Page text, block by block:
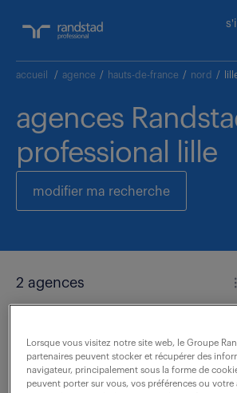
accueil / agence / hauts-de-france / nord /
agences
professional lille
modifier ma recherche
2 agences
Randstad
Lorsque vous visitez notre site web, le Groupe
partenaires peuvent stocker et récupérer des
navigateur, principalement sous la forme de
peuvent porter sur vous, vos préférences ou votre